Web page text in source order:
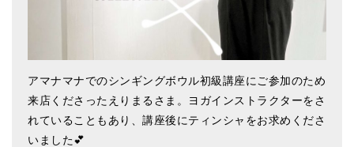
スティック・マレット・リング（台座）
アマナマナのティンシャ
アマナマナでのシンギングボウル初級講座にご参加のため
来店くださったえりまるさま。ヨガインストラクターをさ
れていることもあり、講座後にティンシャをお求めくださ
いました💕